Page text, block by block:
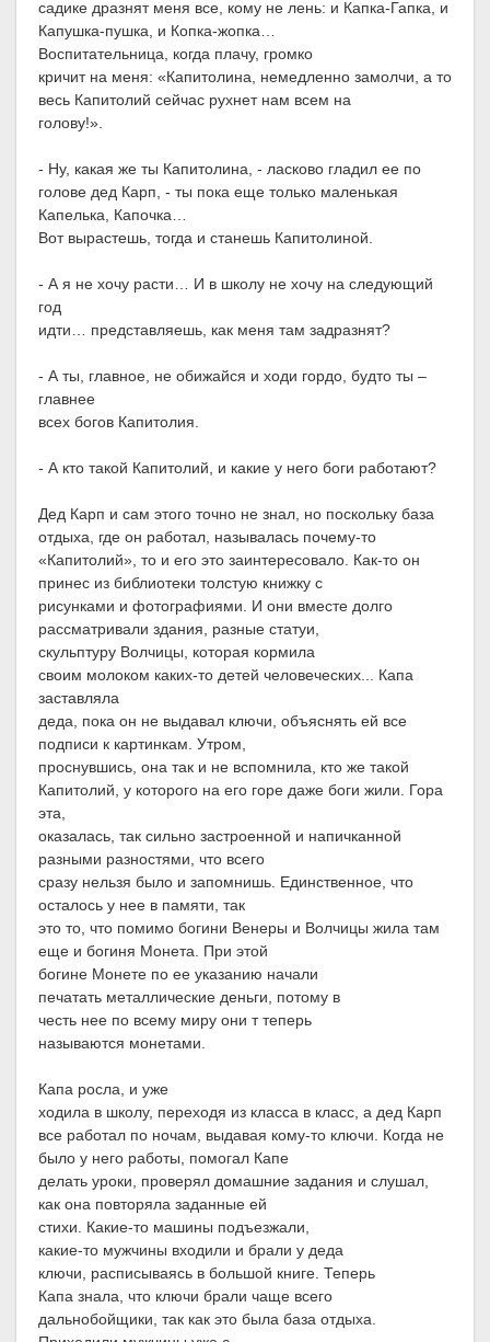
садике дразнят меня все, кому не лень: и Капка-Гапка, и
Капушка-пушка, и Копка-жопка…
Воспитательница, когда плачу, громко
кричит на меня: «Капитолина, немедленно замолчи, а то
весь Капитолий сейчас рухнет нам всем на
голову!».
- Ну, какая же ты Капитолина, - ласково гладил ее по
голове дед Карп, - ты пока еще только маленькая
Капелька, Капочка…
Вот вырастешь, тогда и станешь Капитолиной.
- А я не хочу расти… И в школу не хочу на следующий
год
идти… представляешь, как меня там задразнят?
- А ты, главное, не обижайся и ходи гордо, будто ты –
главнее
всех богов Капитолия.
- А кто такой Капитолий, и какие у него боги работают?
Дед Карп и сам этого точно не знал, но поскольку база
отдыха, где он работал, называлась почему-то
«Капитолий», то и его это заинтересовало. Как-то он
принес из библиотеки толстую книжку с
рисунками и фотографиями. И они вместе долго
рассматривали здания, разные статуи,
скульптуру Волчицы, которая кормила
своим молоком каких-то детей человеческих... Капа
заставляла
деда, пока он не выдавал ключи, объяснять ей все
подписи к картинкам. Утром,
проснувшись, она так и не вспомнила, кто же такой
Капитолий, у которого на его горе даже боги жили. Гора
эта,
оказалась, так сильно застроенной и напичканной
разными разностями, что всего
сразу нельзя было и запомнишь. Единственное, что
осталось у нее в памяти, так
это то, что помимо богини Венеры и Волчицы жила там
еще и богиня Монета. При этой
богине Монете по ее указанию начали
печатать металлические деньги, потому в
честь нее по всему миру они т теперь
называются монетами.
Капа росла, и уже
ходила в школу, переходя из класса в класс, а дед Карп
все работал по ночам, выдавая кому-то ключи. Когда не
было у него работы, помогал Капе
делать уроки, проверял домашние задания и слушал,
как она повторяла заданные ей
стихи. Какие-то машины подъезжали,
какие-то мужчины входили и брали у деда
ключи, расписываясь в большой книге. Теперь
Капа знала, что ключи брали чаще всего
дальнобойщики, так как это была база отдыха.